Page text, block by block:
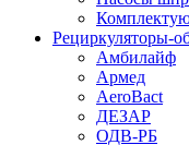
Рециркуляторы-
Амбилайф
Армед
AeroBact
ДЕЗАР
ОДВ-РБ